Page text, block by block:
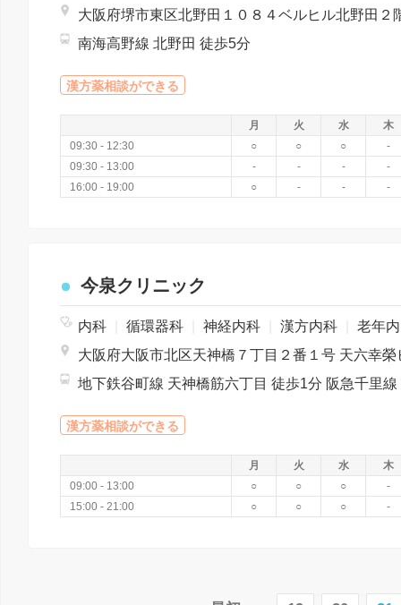
南海高野線 北野田 徒歩5分
漢方薬相談ができる
月 火 水
木
09:30 - 12:30
○ ○ ○
-
09:30 - 13:00
- - -
-
16:00 - 19:00
○ - - -
今泉クリニック
内科 循環器科 神経内科 漢方内科 老年内科
漢方薬相談ができる
月 火 水
木
09:00 - 13:00
○ ○ ○
-
15:00 - 21:00
○ ○ ○ -